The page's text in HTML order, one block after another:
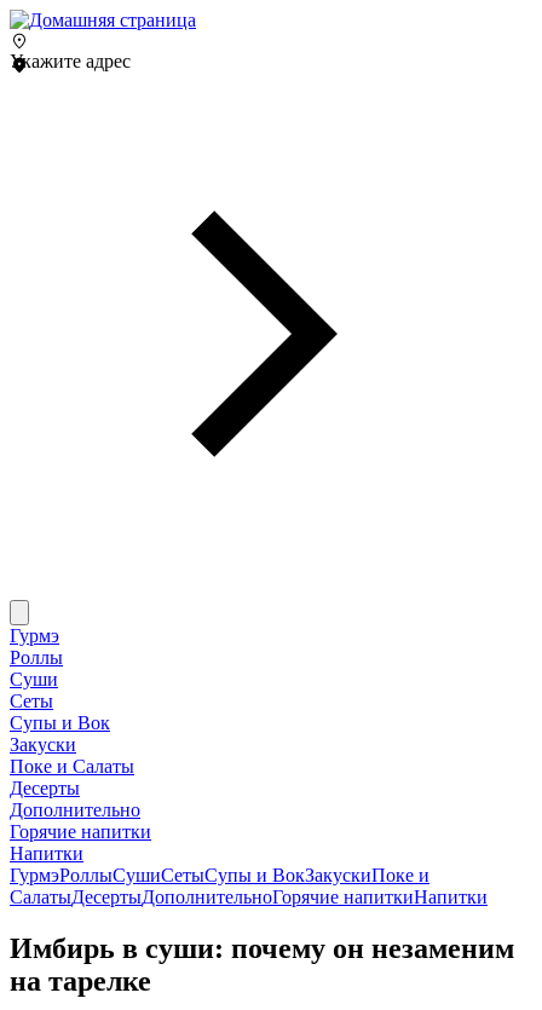
Укажите адрес
Гурмэ
Роллы
Суши
Сеты
Супы и Вок
Закуски
Поке и Салаты
Десерты
Дополнительно
Горячие напитки
Напитки
ГурмэРоллыСушиСетыСупы и ВокЗакускиПоке и
СалатыДесертыДополнительноГорячие напиткиНапитки
Имбирь в суши: почему он незаменим
на тарелке